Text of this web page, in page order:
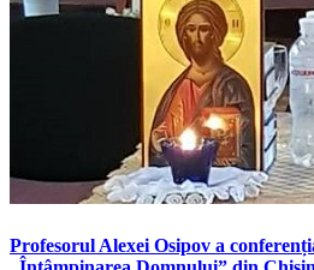
Profesorul Alexei Osipov a